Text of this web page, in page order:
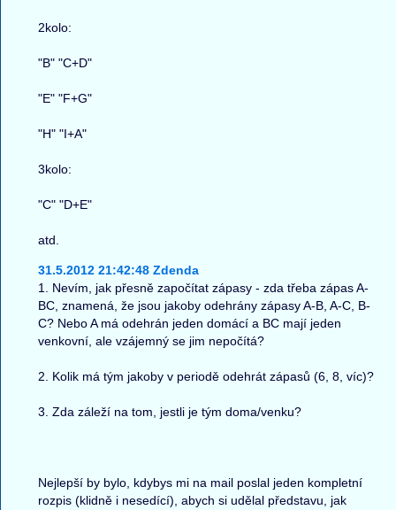
2kolo:
"B" "C+D"
"E" "F+G"
"H" "I+A"
3kolo:
"C" "D+E"
atd.
31.5.2012 21:42:48 Zdenda
1. Nevím, jak přesně započítat zápasy - zda třeba zápas A-
BC, znamená, že jsou jakoby odehrány zápasy A-B, A-C, B-
C? Nebo A má odehrán jeden domácí a BC mají jeden
venkovní, ale vzájemný se jim nepočítá?
2. Kolik má tým jakoby v periodě odehrát zápasů (6, 8, víc)?
3. Zda záleží na tom, jestli je tým doma/venku?
Nejlepší by bylo, kdybys mi na mail poslal jeden kompletní
rozpis (klidně i nesedící), abych si udělal představu, jak